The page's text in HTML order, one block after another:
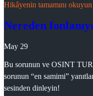
Hikâyenin tamamını okuyun
Nereden
May 29
Bu sorunun ve OSINT
sorunun “en samimi”
sesinden dinleyin!